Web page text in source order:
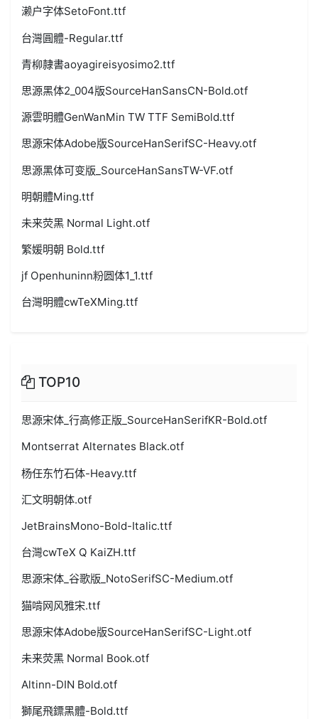
濑户字体SetoFont.ttf
台灣圓體-Regular.ttf
青柳隷書aoyagireisyosimo2.ttf
思源黑体2_004版SourceHanSansCN-Bold.otf
源雲明體GenWanMin TW TTF SemiBold.ttf
思源宋体Adobe版SourceHanSerifSC-Heavy.otf
思源黑体可变版_SourceHanSansTW-VF.otf
明朝體Ming.ttf
未来荧黑 Normal Light.otf
繁媛明朝 Bold.ttf
jf Openhuninn粉圆体1_1.ttf
台灣明體cwTeXMing.ttf
TOP10
思源宋体_行高修正版_SourceHanSerifKR-Bold.otf
Montserrat Alternates Black.otf
杨任东竹石体-Heavy.ttf
汇文明朝体.otf
JetBrainsMono-Bold-Italic.ttf
台灣cwTeX Q KaiZH.ttf
思源宋体_谷歌版_NotoSerifSC-Medium.otf
猫啃网风雅宋.ttf
思源宋体Adobe版SourceHanSerifSC-Light.otf
未来荧黑 Normal Book.otf
Altinn-DIN Bold.otf
獅尾飛鏢黑體-Bold.ttf